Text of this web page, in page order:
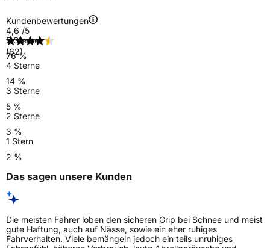
Kundenbewertungen
4,6 /5
(62)
5 Sterne
76 %
4 Sterne
14 %
3 Sterne
5 %
2 Sterne
3 %
1 Stern
2 %
Das sagen unsere Kunden
Die meisten Fahrer loben den sicheren Grip bei Schnee und meist
gute Haftung, auch auf Nässe, sowie ein eher ruhiges
Fahrverhalten. Viele bemängeln jedoch ein teils unruhiges